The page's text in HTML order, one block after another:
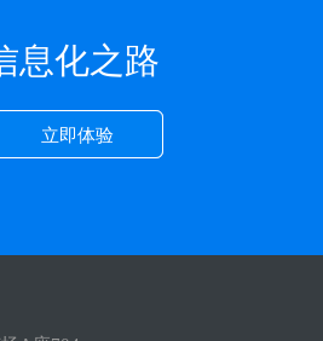
息化之路
立即体验